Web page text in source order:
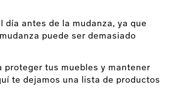
día antes de la mudanza, ya que
puede ser demasiado
proteger tus muebles y mantener
te dejamos una lista de productos